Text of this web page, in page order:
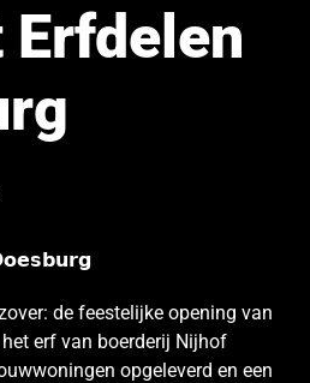
de feestelijke opening van
erf van boerderij Nijhof
opgeleverd en een